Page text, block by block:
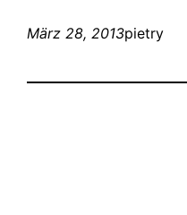
März 28, 2013pietry